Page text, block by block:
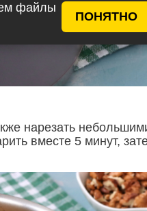
файлы
ПОНЯТНО
нарезать
вместе 5 минут,